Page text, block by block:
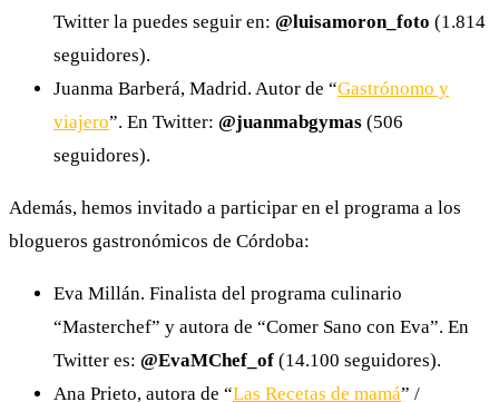
Twitter la puedes seguir en: @luisamoron_foto (1.814
seguidores).
Juanma Barberá, Madrid. Autor de “Gastrónomo y
viajero”. En Twitter: @juanmabgymas (506
seguidores).
Además, hemos invitado a participar en el programa a los
blogueros gastronómicos de Córdoba:
Eva Millán. Finalista del programa culinario
“Masterchef” y autora de “Comer Sano con Eva”. En
Twitter es: @EvaMChef_of (14.100 seguidores).
Ana Prieto, autora de “Las Recetas de mamá” /